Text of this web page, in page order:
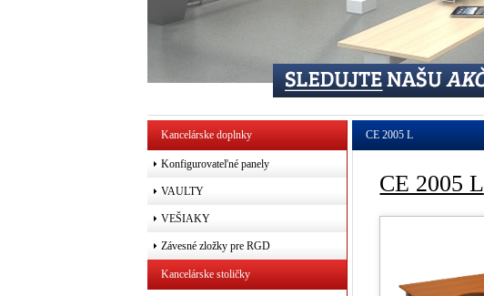
Kancelárske doplnky
Konfigurovateľné panely
VAULTY
VEŠIAKY
Závesné zložky pre RGD
Kancelárske stoličky
CE 2005 L
CE 2005 L